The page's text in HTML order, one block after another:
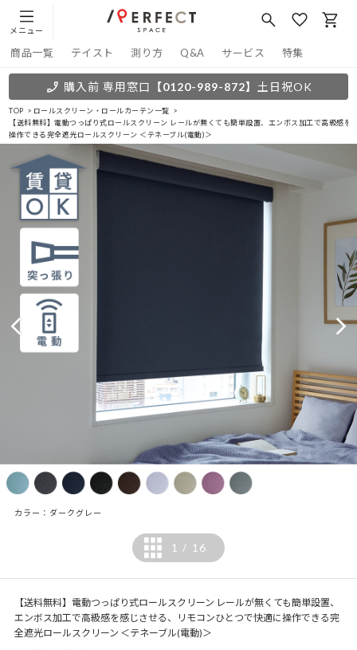
メニュー
商品一覧 テイスト 測り方 Q&A サービス 特集
購入前 専用窓口 【0120-989-872】 土日祝OK
TOP
ロールスクリーン・ロールカーテン一覧
【送料無料】電動つっぱり式ロールスクリーン レールが無くても簡単設置、エンボス加工で高級感を
操作できる完全遮光ロールスクリーン ＜テネーブル(電動)＞
カラー：ダークグレー
1 / 16
【送料無料】電動つっぱり式ロールスクリーン レールが無くても簡単設置、
エンボス加工で高級感を感じさせる、リモコンひとつで快適に操作できる完
全遮光ロールスクリーン ＜テネーブル(電動)＞